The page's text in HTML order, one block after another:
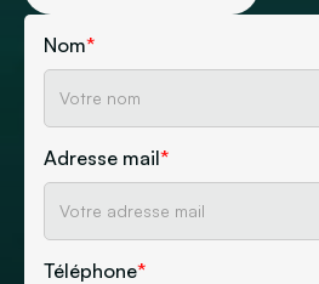
Nom*
Adresse mail*
Téléphone*